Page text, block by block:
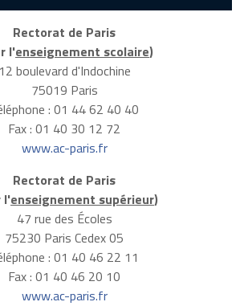
Rectorat de Paris
l'enseignement scolaire)
12 boulevard d'Indochine
75019 Paris
: 01 44 62 40 40
Fax : 01 40 30 12 72
www.ac-paris.fr
Rectorat de Paris
l'enseignement supérieur)
47 rue des Écoles
75230 Paris Cedex 05
: 01 40 46 22 11
Fax : 01 40 46 20 10
www.ac-paris.fr